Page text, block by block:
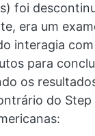
foi
era um
interagia
para
os
do